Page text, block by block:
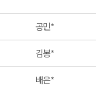
공민*
김봉*
배은*